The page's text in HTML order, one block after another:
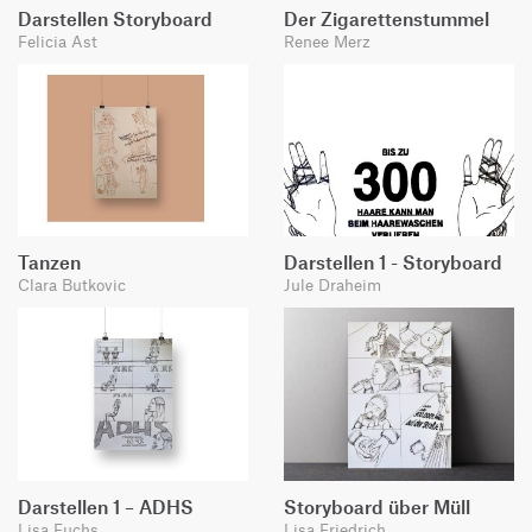
Darstellen Storyboard
Felicia Ast
Der Zigarettenstummel
Renee Merz
Tanzen
Clara Butkovic
Darstellen 1 - Storyboard
Jule Draheim
Darstellen 1 – ADHS Storyboard über Müll